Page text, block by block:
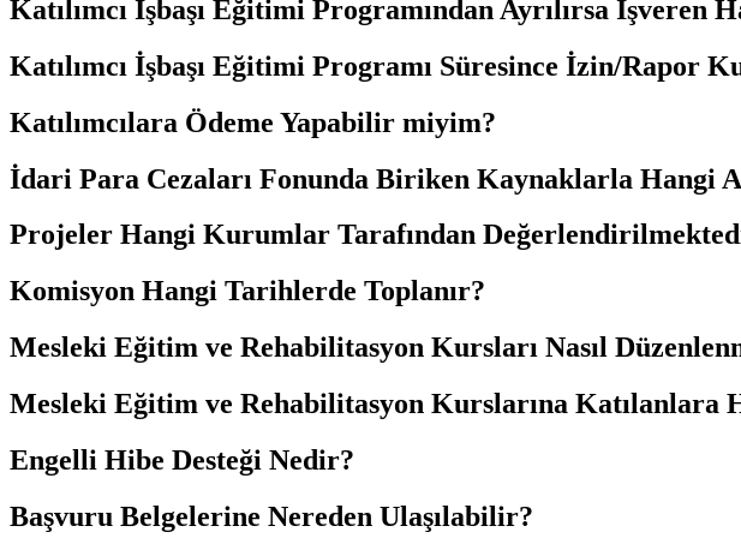
Katılımcı İşbaşı Eğitimi Programından Ayrılırsa İşveren
Katılımcı İşbaşı Eğitimi Programı Süresince İzin/Rapor
Katılımcılara Ödeme Yapabilir miyim?
İdari Para Cezaları Fonunda Biriken Kaynaklarla Hangi
Projeler Hangi Kurumlar Tarafından
Komisyon Hangi Tarihlerde Toplanır?
Mesleki Eğitim ve Rehabilitasyon Kursları Nasıl
Mesleki Eğitim ve Rehabilitasyon Kurslarına Katılanlara
Engelli Hibe Desteği Nedir?
Başvuru Belgelerine Nereden Ulaşılabilir?